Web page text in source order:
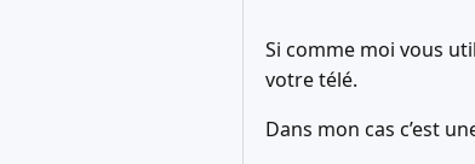
Si comme moi vous
votre télé.
Dans mon cas c’est